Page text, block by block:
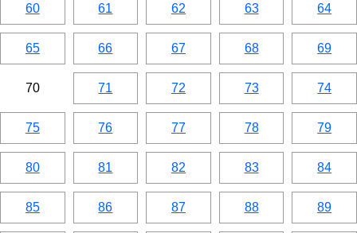
60 61 62 63 64
65 66 67 68 69
70 71 72 73 74
75 76 77 78 79
80 81 82 83 84
85 86 87 88 89